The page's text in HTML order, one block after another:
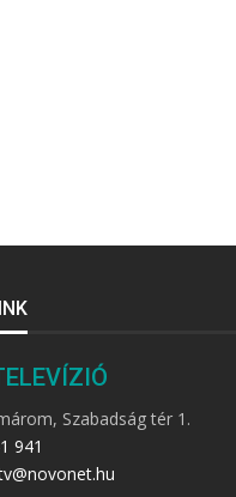
Szabadság tér 1.
941